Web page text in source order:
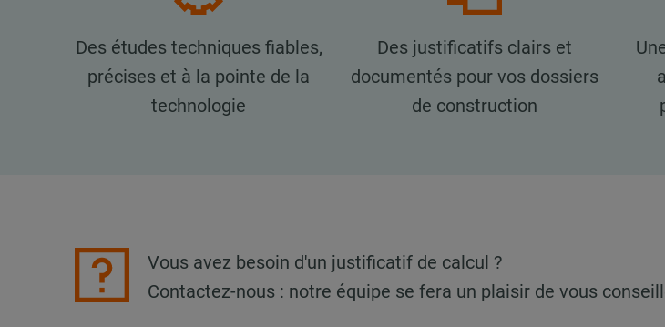
Des études techniques fiables,
précises et à la pointe de la
technologie
Des justificatifs clairs et
documentés pour vos dossiers
de construction
Vous avez besoin d'un justificatif de calcul ?
Contactez-nous : notre équipe se fera un plaisir de vous